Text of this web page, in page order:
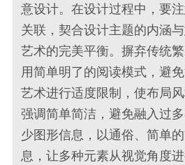
意设计。在设计过程中，要
关联，契合设计主题的内涵
艺术的完美平衡。摒弃传统
用简单明了的阅读模式，避
艺术进行适度限制，使布局风
强调简单简洁，避免融入过
少图形信息，以通俗、简单
息，让多种元素从视觉角度